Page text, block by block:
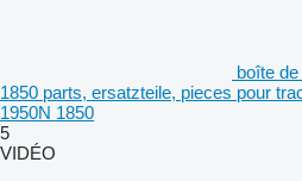
boîte
1850 parts, ersatzteile, pieces pour
1950N 1850
5
VIDÉO